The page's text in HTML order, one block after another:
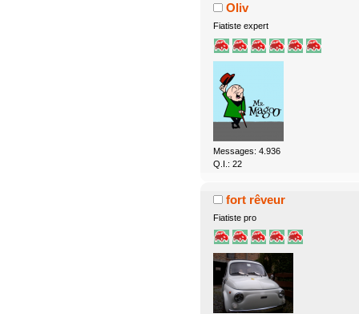
Oliv
Fiatiste expert
Messages: 4.936
Q.I.: 22
fort rêveur
Fiatiste pro